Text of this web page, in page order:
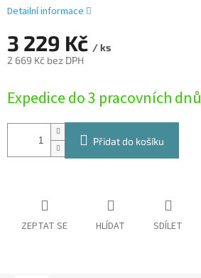
3 229 Kč / ks
2 669 Kč bez DPH
cena:
Expedice do 3 pracovních dnů
Přidat do košíku
Detailní informace
ZEPTAT SE HLÍDAT SDÍLET